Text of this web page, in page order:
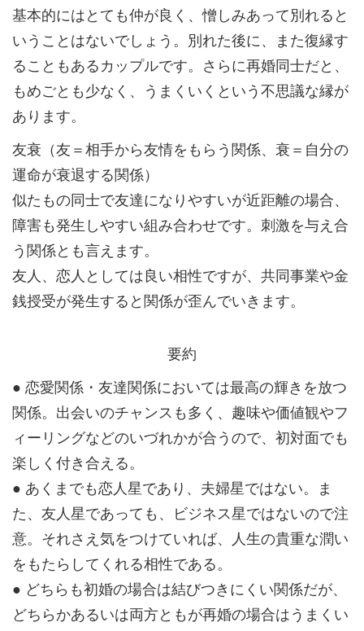
基本的にはとても仲が良く、憎しみあって別れると
いうことはないでしょう。別れた後に、また復縁す
ることもあるカップルです。さらに再婚同士だと、
もめごとも少なく、うまくいくという不思議な縁が
あります。
友衰（友＝相手から友情をもらう関係、衰＝自分の
運命が衰退する関係）
似たもの同士で友達になりやすいが近距離の場合、
障害も発生しやすい組み合わせです。刺激を与え合
う関係とも言えます。
友人、恋人としては良い相性ですが、共同事業や金
銭授受が発生すると関係が歪んでいきます。
要約
● 恋愛関係・友達関係においては最高の輝きを放つ
関係。出会いのチャンスも多く、趣味や価値観やフ
ィーリングなどのいづれかが合うので、初対面でも
楽しく付き合える。
● あくまでも恋人星であり、夫婦星ではない。ま
た、友人星であっても、ビジネス星ではないので注
意。それさえ気をつけていれば、人生の貴重な潤い
をもたらしてくれる相性である。
● どちらも初婚の場合は結びつきにくい関係だが、
どちらかあるいは両方ともが再婚の場合はうまくい